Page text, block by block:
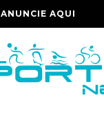
ANUNCIE AQUI